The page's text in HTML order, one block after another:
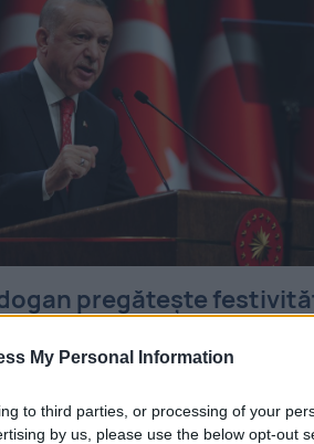
My Personal Information
to third parties, or processing of your
by us, please use the below opt-out
pregăteşte
turco-ciprioţii şi